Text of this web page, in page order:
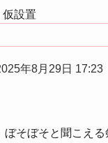
設置
年8月29日 17:23
ぼそぼそと聞こえ